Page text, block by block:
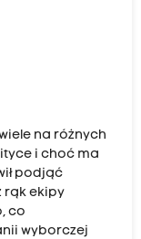
na różnych
i choć ma
podjąć
rąk ekipy
co
wyborczej